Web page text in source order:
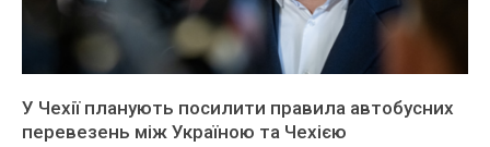
У Чехії планують посилити правила автобусних
перевезень між Україною та Чехією